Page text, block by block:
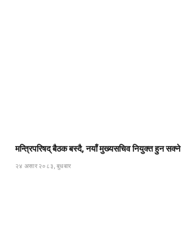
मन्त्रिपरिषद् बैठक बस्दै, नयाँ मुख्यसचिव नियुक्त हुन सक्ने
२४ असार २०८३, बुधबार